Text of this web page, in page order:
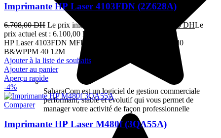
SaharaCom est un logiciel de gestion commerciale
performant, stable et évolutif qui vous permet de
manager votre activité de façon professionnelle
Imprimante HP Laser 4103FDN (2Z628A)
6.708,00DH Le prix initial était : 6.708,00 DH. 6.100,00DHLe
prix actuel est : 6.100,00 DH.
HP Laser 4103FDN MFP 4en1 Réseau Mono A4 R/V 40
B&WPPM 40 12M
Ajouter à la liste de souhaits
Ajouter au panier
Aperçu rapide
-4%
Comparer
Imprimante HP Laser M480f (3QA55A)